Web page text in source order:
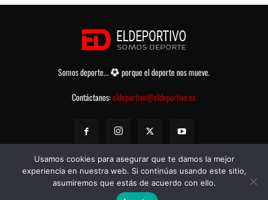
Somos deporte...
porque el deporte nos mueve.
Contáctanos:eldeportivo@eldeportivo.es
© eldeportivo.es 2008 - 2025 Todos los Derechos Reservados -
Usamos cookies para asegurar que te damos la mejor
experiencia en nuestra web. Si continúas usando este sitio,
asumiremos que estás de acuerdo con ello.